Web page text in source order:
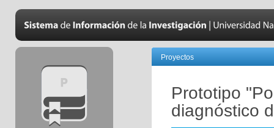
Proyectos
Prototipo
diagnóstico